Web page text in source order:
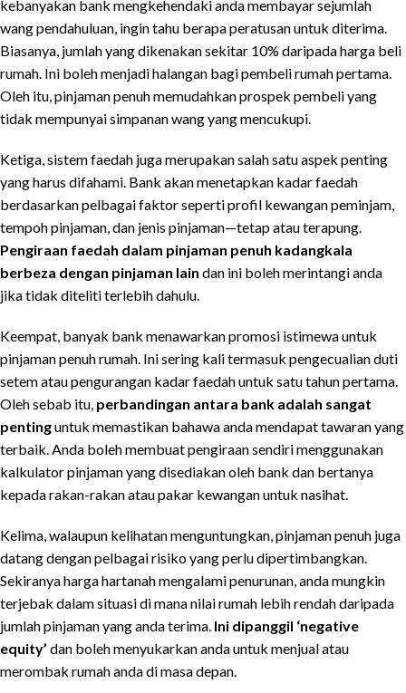
kebanyakan bank mengkehendaki anda membayar sejumlah
wang pendahuluan, ingin tahu berapa peratusan untuk diterima.
Biasanya, jumlah yang dikenakan sekitar 10% daripada harga beli
rumah. Ini boleh menjadi halangan bagi pembeli rumah pertama.
Oleh itu, pinjaman penuh memudahkan prospek pembeli yang
tidak mempunyai simpanan wang yang mencukupi.
Ketiga, sistem faedah juga merupakan salah satu aspek penting
yang harus difahami. Bank akan menetapkan kadar faedah
berdasarkan pelbagai faktor seperti profil kewangan peminjam,
tempoh pinjaman, dan jenis pinjaman—tetap atau terapung.
Pengiraan faedah dalam pinjaman penuh kadangkala
berbeza dengan pinjaman lain dan ini boleh merintangi anda
jika tidak diteliti terlebih dahulu.
Keempat, banyak bank menawarkan promosi istimewa untuk
pinjaman penuh rumah. Ini sering kali termasuk pengecualian duti
setem atau pengurangan kadar faedah untuk satu tahun pertama.
Oleh sebab itu, perbandingan antara bank adalah sangat
pentinguntuk memastikan bahawa anda mendapat tawaran yang
terbaik. Anda boleh membuat pengiraan sendiri menggunakan
kalkulator pinjaman yang disediakan oleh bank dan bertanya
kepada rakan-rakan atau pakar kewangan untuk nasihat.
Kelima, walaupun kelihatan menguntungkan, pinjaman penuh juga
datang dengan pelbagai risiko yang perlu dipertimbangkan.
Sekiranya harga hartanah mengalami penurunan, anda mungkin
terjebak dalam situasi di mana nilai rumah lebih rendah daripada
jumlah pinjaman yang anda terima. Ini dipanggil ‘negative
equity’ dan boleh menyukarkan anda untuk menjual atau
merombak rumah anda di masa depan.